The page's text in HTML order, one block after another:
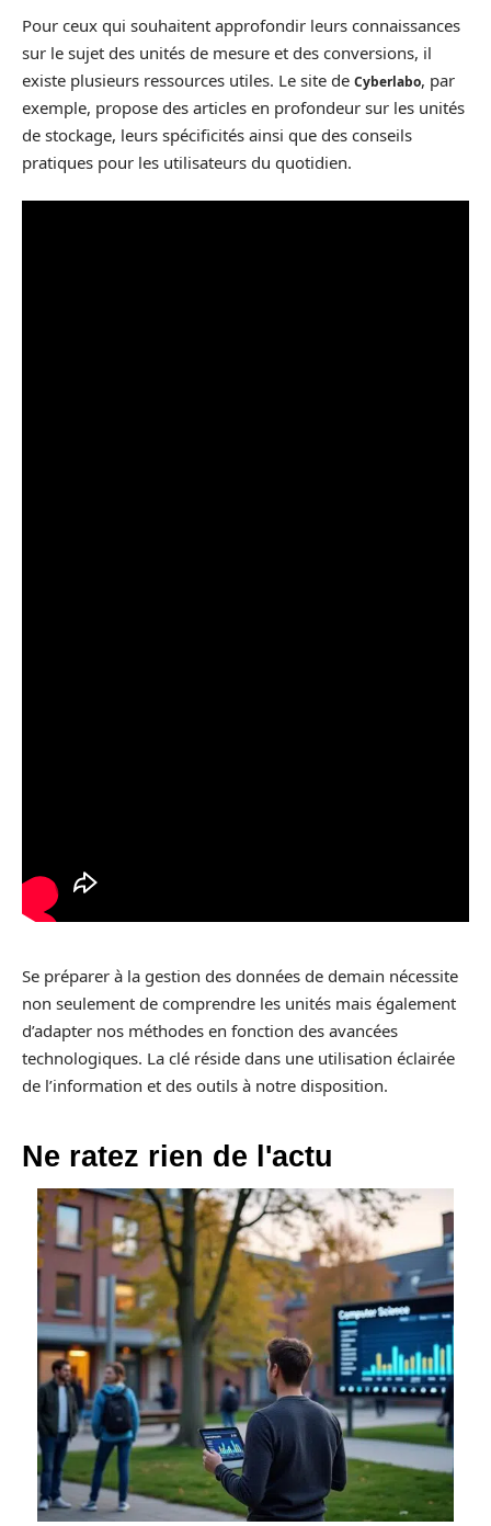
Pour ceux qui souhaitent approfondir leurs connaissances
sur le sujet des unités de mesure et des conversions, il
existe plusieurs ressources utiles. Le site de Cyberlabo, par
exemple, propose des articles en profondeur sur les unités
de stockage, leurs spécificités ainsi que des conseils
pratiques pour les utilisateurs du quotidien.
Se préparer à la gestion des données de demain nécessite
non seulement de comprendre les unités mais également
d’adapter nos méthodes en fonction des avancées
technologiques. La clé réside dans une utilisation éclairée
de l’information et des outils à notre disposition.
Ne ratez rien de l'actu